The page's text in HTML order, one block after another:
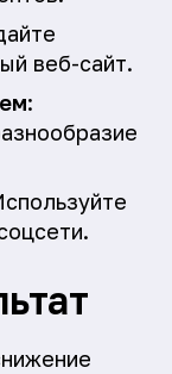
веб-сайт.
: